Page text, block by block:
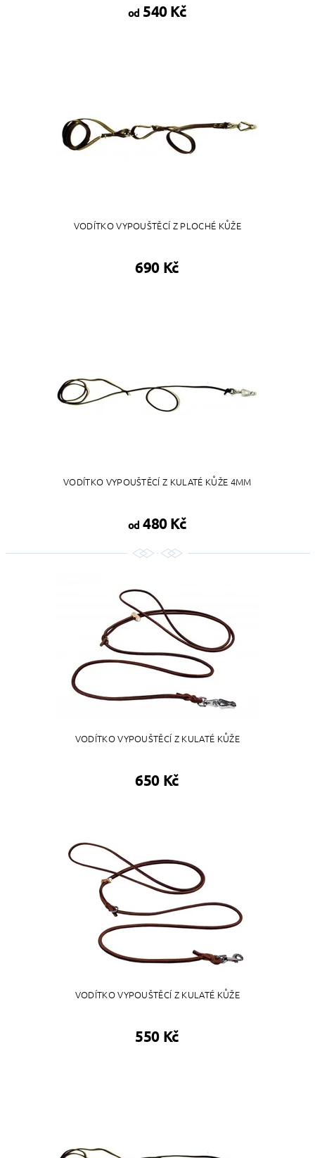
od 540 Kč
VODÍTKO VYPOUŠTĚCÍ Z PLOCHÉ KŮŽE
690 Kč
VODÍTKO VYPOUŠTĚCÍ Z KULATÉ KŮŽE 4MM
od 480 Kč
VODÍTKO VYPOUŠTĚCÍ Z KULATÉ KŮŽE
650 Kč
VODÍTKO VYPOUŠTĚCÍ Z KULATÉ KŮŽE
550 Kč